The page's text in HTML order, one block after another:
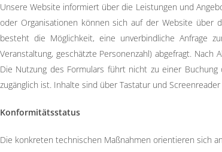
Unsere Website informiert über die Leistungen und
oder Organisationen können sich auf der Website über
besteht die Möglichkeit, eine unverbindliche Anfrage
Veranstaltung, geschätzte Personenzahl) abgefragt.
Die Nutzung des Formulars führt nicht zu einer
zugänglich ist. Inhalte sind über Tastatur und
Konformitätsstatus
Die konkreten technischen Maßnahmen orientieren sich an